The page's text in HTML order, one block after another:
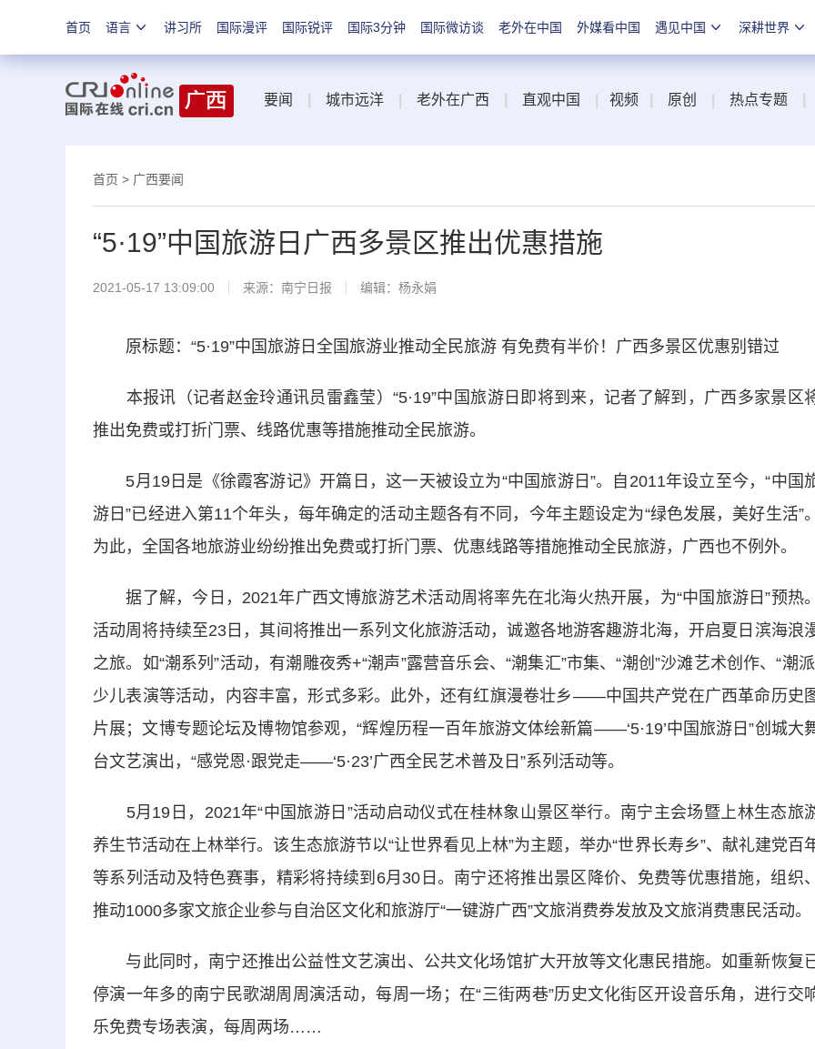
首页 语言 讲习所 国际漫评 国际锐评 国际3分钟 国际微访谈 老外在中国 外媒看中国 遇见中国 深耕世界
要闻 城市远洋 老外在广西 直观中国 视频 原创 热点专题
首页 > 广西要闻
“5·19”中国旅游日广西多景区推出优惠措施
2021-05-17 13:09:00 来源： 南宁日报 编辑：杨永娟
原标题：“5·19”中国旅游日全国旅游业推动全民旅游 有免费有半价！广西多景区优惠别错过
本报讯（记者赵金玲通讯员雷鑫莹）“5·19”中国旅游日即将到来，记者了解到，广西多家景区
推出免费或打折门票、线路优惠等措施推动全民旅游。
5月19日是《徐霞客游记》开篇日，这一天被设立为“中国旅游日”。自2011年设立至今，“中国
游日”已经进入第11个年头，每年确定的活动主题各有不同，今年主题设定为“绿色发展，美好生活”
为此，全国各地旅游业纷纷推出免费或打折门票、优惠线路等措施推动全民旅游，广西也不例外。
据了解，今日，2021年广西文博旅游艺术活动周将率先在北海火热开展，为“中国旅游日”预热
活动周将持续至23日，其间将推出一系列文化旅游活动，诚邀各地游客趣游北海，开启夏日滨海浪
之旅。如“潮系列”活动，有潮雕夜秀+“潮声”露营音乐会、“潮集汇”市集、“潮创”沙滩艺术创作、“潮派
少儿表演等活动，内容丰富，形式多彩。此外，还有红旗漫卷壮乡——中国共产党在广西革命历史
片展；文博专题论坛及博物馆参观，“辉煌历程一百年旅游文体绘新篇——‘5·19’中国旅游日”创城大
台文艺演出，“感党恩·跟党走——‘5·23’广西全民艺术普及日”系列活动等。
5月19日，2021年“中国旅游日”活动启动仪式在桂林象山景区举行。南宁主会场暨上林生态旅
养生节活动在上林举行。该生态旅游节以“让世界看见上林”为主题，举办“世界长寿乡”、献礼建党百
等系列活动及特色赛事，精彩将持续到6月30日。南宁还将推出景区降价、免费等优惠措施，组织
推动1000多家文旅企业参与自治区文化和旅游厅“一键游广西”文旅消费券发放及文旅消费惠民活动。
与此同时，南宁还推出公益性文艺演出、公共文化场馆扩大开放等文化惠民措施。如重新恢复
停演一年多的南宁民歌湖周周演活动，每周一场；在“三街两巷”历史文化街区开设音乐角，进行交
乐免费专场表演，每周两场……